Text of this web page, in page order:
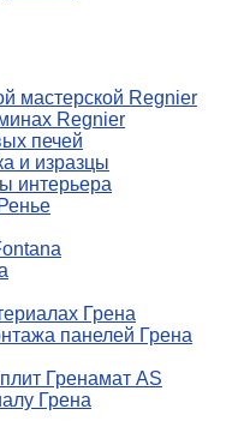
мастерской Regnier
Regnier
печей
и изразцы
интерьера
Грена
панелей Грена
Гренамат AS
Грена